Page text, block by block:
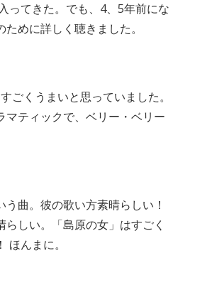
ってきた。でも、4、5年前にな
めに詳しく聴きました。
ごくうまいと思っていました。
ティックで、ベリー・ベリー
曲。彼の歌い方素晴らしい！
しい。「島原の女」はすごく
んまに。